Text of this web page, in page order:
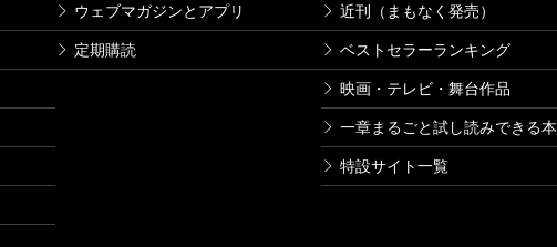
ウェブマガジンとアプリ
定期購読
近刊（まもなく発売）
ベストセラーランキング
映画・テレビ・舞台作品
一章まるごと試し読みできる本
特設サイト一覧